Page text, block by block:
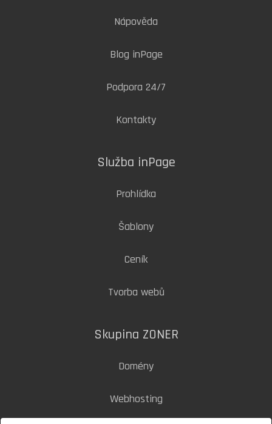
Nápověda
Blog inPage
Podpora 24/7
Kontakty
Služba inPage
Prohlídka
Šablony
Ceník
Tvorba webů
Skupina ZONER
Domény
Webhosting